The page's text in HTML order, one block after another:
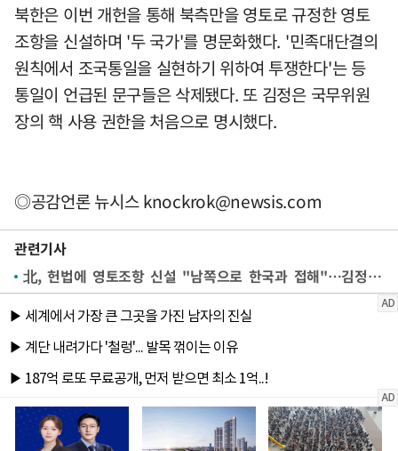
북한은 이번 개헌을 통해 북측만을 영토로 규정한 영토
조항을 신설하며 '두 국가'를 명문화했다. '민족대단결의
원칙에서 조국통일을 실현하기 위하여 투쟁한다'는 등
통일이 언급된 문구들은 삭제됐다. 또 김정은 국무위원
장의 핵 사용 권한을 처음으로 명시했다.
◎공감언론 뉴시스knockrok@newsis.com
관련기사
北, 헌법에 영토조항 신설 "남쪽으로 한국과 접해"…김정은 '핵 사용 권한' 최초 명시(종합)